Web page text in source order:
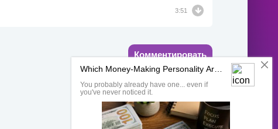
3:51
Комментировать